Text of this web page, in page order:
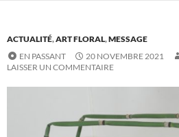
ACTUALITÉ,ART FLORAL,MESSAGE
EN PASSANT
20 NOVEMBRE 2021
LAISSER UN COMMENTAIRE